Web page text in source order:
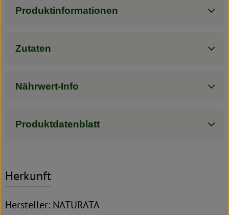
Produktinformationen
Zutaten
Nährwert-Info
Produktdatenblatt
Herkunft
Hersteller: NATURATA